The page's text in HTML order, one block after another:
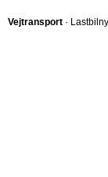
Vejtransport ·